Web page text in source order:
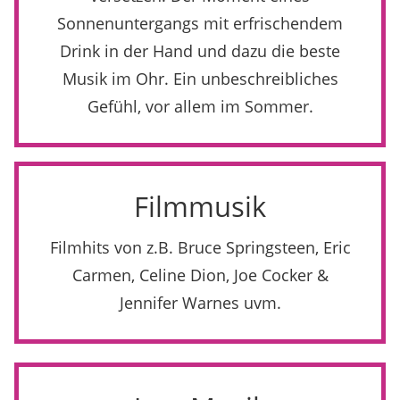
Sonnenuntergangs mit erfrischendem
Drink in der Hand und dazu die beste
Musik im Ohr. Ein unbeschreibliches
Gefühl, vor allem im Sommer.
Filmmusik
Filmhits von z.B. Bruce Springsteen, Eric
Carmen, Celine Dion, Joe Cocker &
Jennifer Warnes uvm.